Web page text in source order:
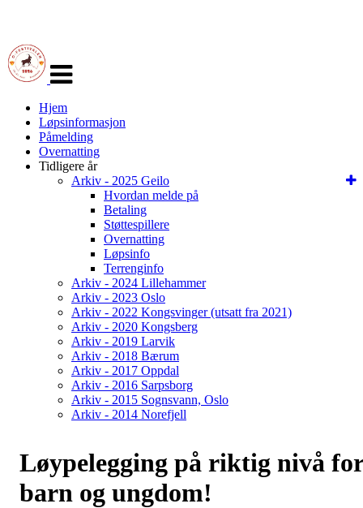
navigasjon
Hjem
Løpsinformasjon
Påmelding
Overnatting
Tidligere år
Arkiv - 2025 Geilo
Hvordan melde på
Betaling
Støttespillere
Overnatting
Løpsinfo
Terrenginfo
Arkiv - 2024 Lillehammer
Arkiv - 2023 Oslo
Arkiv - 2022 Kongsvinger (utsatt fra 2021)
Arkiv - 2020 Kongsberg
Arkiv - 2019 Larvik
Arkiv - 2018 Bærum
Arkiv - 2017 Oppdal
Arkiv - 2016 Sarpsborg
Arkiv - 2015 Sognsvann, Oslo
Arkiv - 2014 Norefjell
Løypelegging på riktig nivå for
barn og ungdom!